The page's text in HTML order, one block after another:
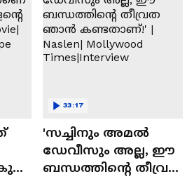
'സച്ചിനും അമൽ
ഡേവീസും അല്ല, ഈ
ബന്ധത്തിൻ്റെ തീവ്രത
33:17